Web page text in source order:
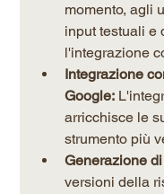
momento, agli
input testuali e
l'integrazione
Integrazione
Google:
arricchisce le
strumento più
Generazione
versioni della